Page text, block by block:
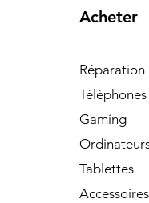
Acheter
Réparation
Téléphones
Gaming
Tablettes
Accessoires